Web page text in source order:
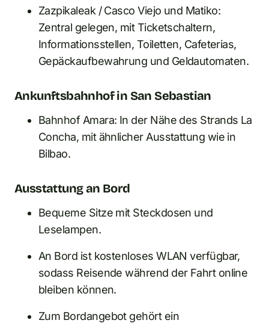
Zazpikaleak / Casco Viejo und Matiko:
Zentral gelegen, mit Ticketschaltern,
Informationsstellen, Toiletten, Cafeterias,
Gepäckaufbewahrung und Geldautomaten.
Ankunftsbahnhof in San Sebastian
Bahnhof Amara: In der Nähe des Strands La
Concha, mit ähnlicher Ausstattung wie in
Bilbao.
Ausstattung an Bord
Bequeme Sitze mit Steckdosen und
Leselampen.
An Bord ist kostenloses WLAN verfügbar,
sodass Reisende während der Fahrt online
bleiben können.
Zum Bordangebot gehört ein